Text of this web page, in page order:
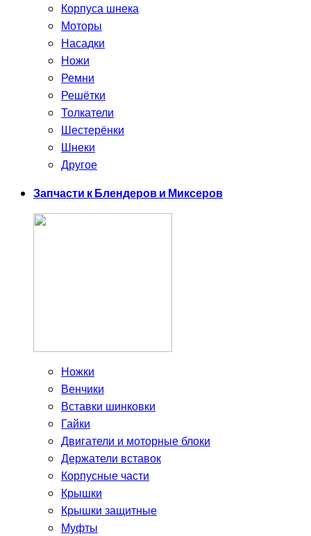
Корпуса шнека
Моторы
Насадки
Ножи
Ремни
Решётки
Толкатели
Шестерёнки
Шнеки
Другое
Запчасти к Блендеров и Миксеров
Ножки
Венчики
Вставки шинковки
Гайки
Двигатели и моторные блоки
Держатели вставок
Корпусные части
Крышки
Крышки защитные
Муфты